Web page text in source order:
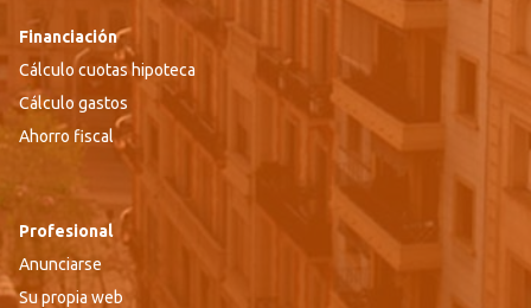
Financiación
Cálculo cuotas hipoteca
Cálculo gastos
Ahorro fiscal
Profesional
Anunciarse
Su propia web